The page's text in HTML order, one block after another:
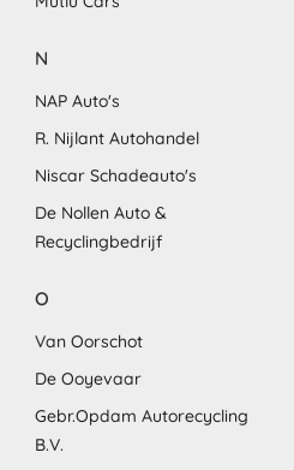
N
NAP Auto's
R. Nijlant Autohandel
Niscar Schadeauto's
De Nollen Auto &
Recyclingbedrijf
O
Van Oorschot
De Ooyevaar
Gebr.Opdam Autorecycling
B.V.